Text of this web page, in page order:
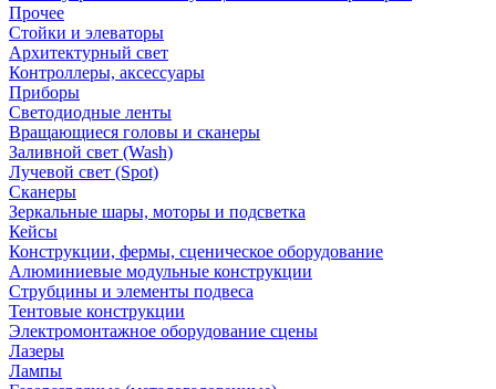
Прочее
Стойки и элеваторы
Архитектурный свет
Контроллеры, аксессуары
Приборы
Светодиодные ленты
Вращающиеся головы и сканеры
Заливной свет (Wash)
Лучевой свет (Spot)
Сканеры
Зеркальные шары, моторы и подсветка
Кейсы
Конструкции, фермы, сценическое оборудование
Алюминиевые модульные конструкции
Струбцины и элементы подвеса
Тентовые конструкции
Электромонтажное оборудование сцены
Лазеры
Лампы